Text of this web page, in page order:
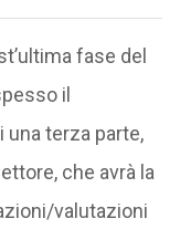
fase del
il
una terza parte,
che avrà la
valutazioni